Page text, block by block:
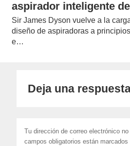
aspirador inteligente
Sir James Dyson vuelve a la
diseño de aspiradoras a
e…
Deja una
Tu dirección de correo electrónico
campos obligatorios están